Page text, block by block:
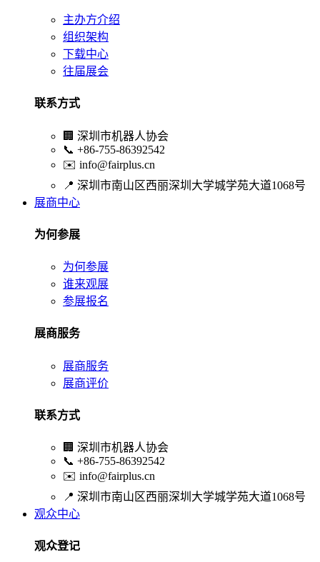
主办方介绍
组织架构
下载中心
往届展会
联系方式
🏢 深圳市机器人协会
📞 +86-755-86392542
✉️ info@fairplus.cn
📍 深圳市南山区西丽深圳大学城学苑大道1068号
展商中心
为何参展
为何参展
谁来观展
参展报名
展商服务
展商服务
展商评价
联系方式
🏢 深圳市机器人协会
📞 +86-755-86392542
✉️ info@fairplus.cn
📍 深圳市南山区西丽深圳大学城学苑大道1068号
观众中心
观众登记